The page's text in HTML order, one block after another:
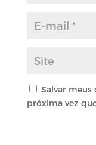
Salvar meus
próxima vez